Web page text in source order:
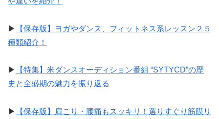
▶︎
【保存版】ヨガやダンス、フィットネス系レッスン２５
種類紹介！
▶︎
【特集】米ダンスオーディション番組 “SYTYCD”の歴
史と全盛期の魅力を振り返る
▶︎
【保存版】肩こり・腰痛もスッキリ！選りすぐり筋膜リ